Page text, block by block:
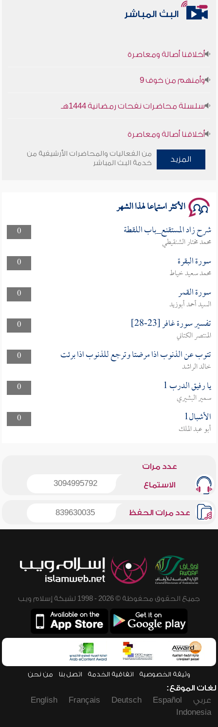
البث المباشر
أخلاقنا أصالة ومعاصرة
وأمنهم من خوف 9
سلسلة محاضرات نفحات رمضانية 1444هـ
أخلاقنا أصالة ومعاصرة
وأمنهم من خوف 9
المزيد
من الفعاليات والمحاضرات الأرشيفية من
خدمة البث المباشر
الأكثر استماعا لهذا الشهر
0 شرح زاد المستقنع_باب اللقطة
محمد مختار الشنقيطي
0
سورة البقرة
محمد سعيد خياط
0
سورة القمر
السيد أحمد أبوزيد
0
تفسير سورة غافر [23-28]
المنتصر الكتاني
0
تتوب عن الذنوب اذا مرضتا وترجع للذنوب اذا برئت
خالد الراشد
0
يا رفيق الدرب 1
سمير البشيري
0
الأشبال1
أبو عبد الملك
عدد مرات
الاستماع 3094995792
عدد مرات الحفظ 839630035
جميع الحقوق محفوظة © 2026 - 1998 لشبكة إسلام ويب
وثيقة الخصوصية اتفاقية الخدمة اتصل بنا من نحن
لغات الموقع:
عربي
Español
Deutsch
Français
English
Indonesia